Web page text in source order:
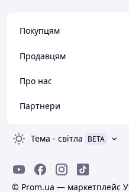
Покупцям
Продавцям
Про нас
Партнери
Тема - світла BETA
© Prom.ua — маркетплейс